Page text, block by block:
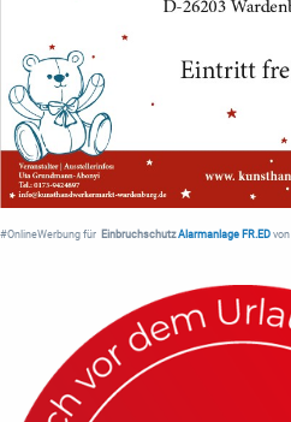
#OnlineWerbung für Einbruchschutz Alarmanlage FR.ED von